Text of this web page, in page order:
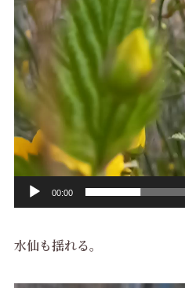
00:00
水仙も揺れる。